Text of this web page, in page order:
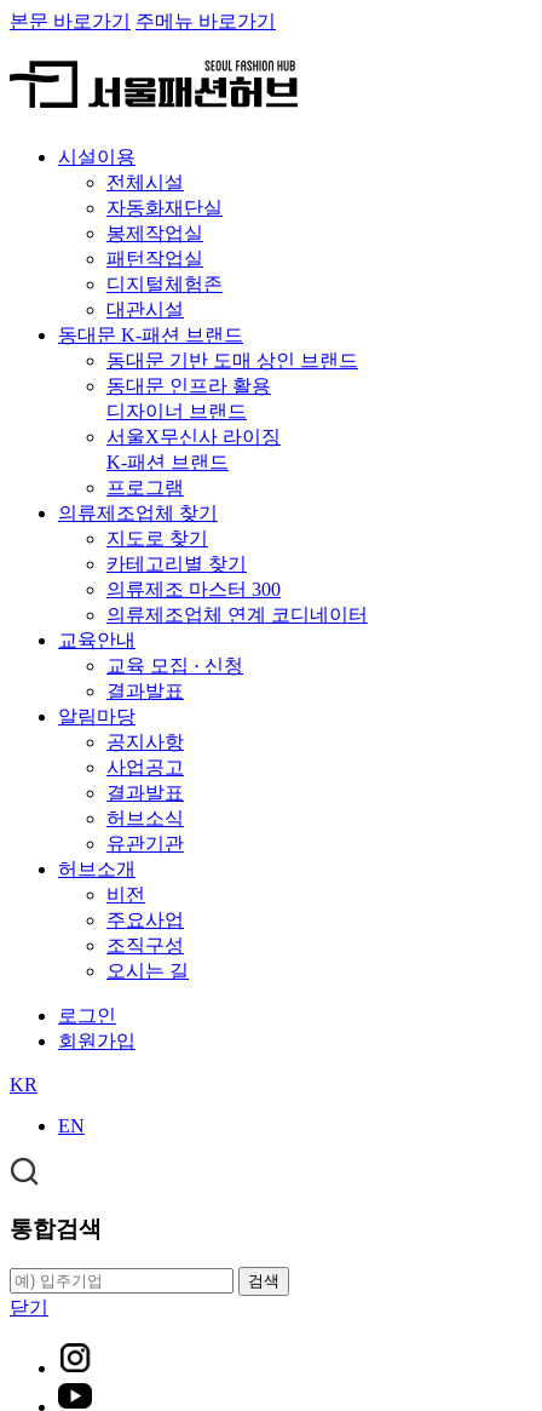
본문 바로가기 주메뉴 바로가기
시설이용
전체시설
자동화재단실
봉제작업실
패턴작업실
디지털체험존
대관시설
동대문 K-패션 브랜드
동대문 기반 도매 상인 브랜드
동대문 인프라 활용
디자이너 브랜드
서울X무신사 라이징
K-패션 브랜드
프로그램
의류제조업체 찾기
지도로 찾기
카테고리별 찾기
의류제조 마스터 300
의류제조업체 연계 코디네이터
교육안내
교육 모집 · 신청
결과발표
알림마당
공지사항
사업공고
결과발표
허브소식
유관기관
허브소개
비전
주요사업
조직구성
오시는 길
로그인
회원가입
KR
EN
통합검색
검색
닫기